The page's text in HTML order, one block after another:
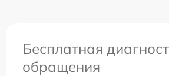
Бесплатная
обращения